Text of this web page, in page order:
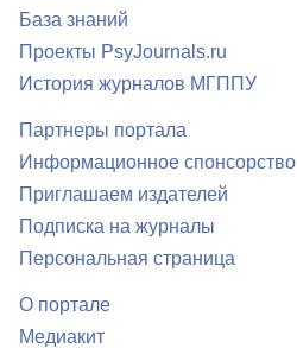
База знаний
Проекты PsyJournals.ru
История журналов МГППУ
Партнеры портала
Информационное спонсорство
Приглашаем издателей
Подписка на журналы
Персональная страница
О портале
Медиакит